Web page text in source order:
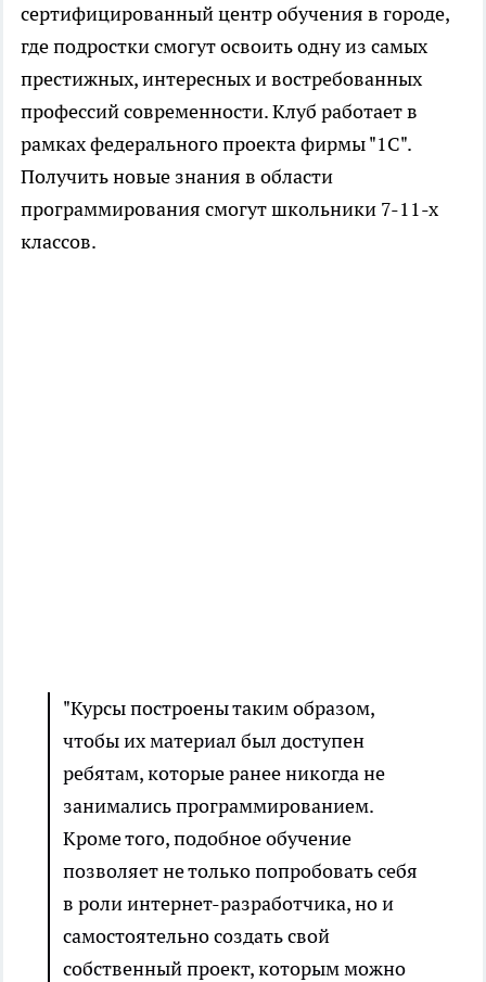
сертифицированный центр обучения в городе,
где подростки смогут освоить одну из самых
престижных, интересных и востребованных
профессий современности. Клуб работает в
рамках федерального проекта фирмы "1С".
Получить новые знания в области
программирования смогут школьники 7-11-х
классов.
"Курсы построены таким образом,
чтобы их материал был доступен
ребятам, которые ранее никогда не
занимались программированием.
Кроме того, подобное обучение
позволяет не только попробовать себя
в роли интернет-разработчика, но и
самостоятельно создать свой
собственный проект, которым можно